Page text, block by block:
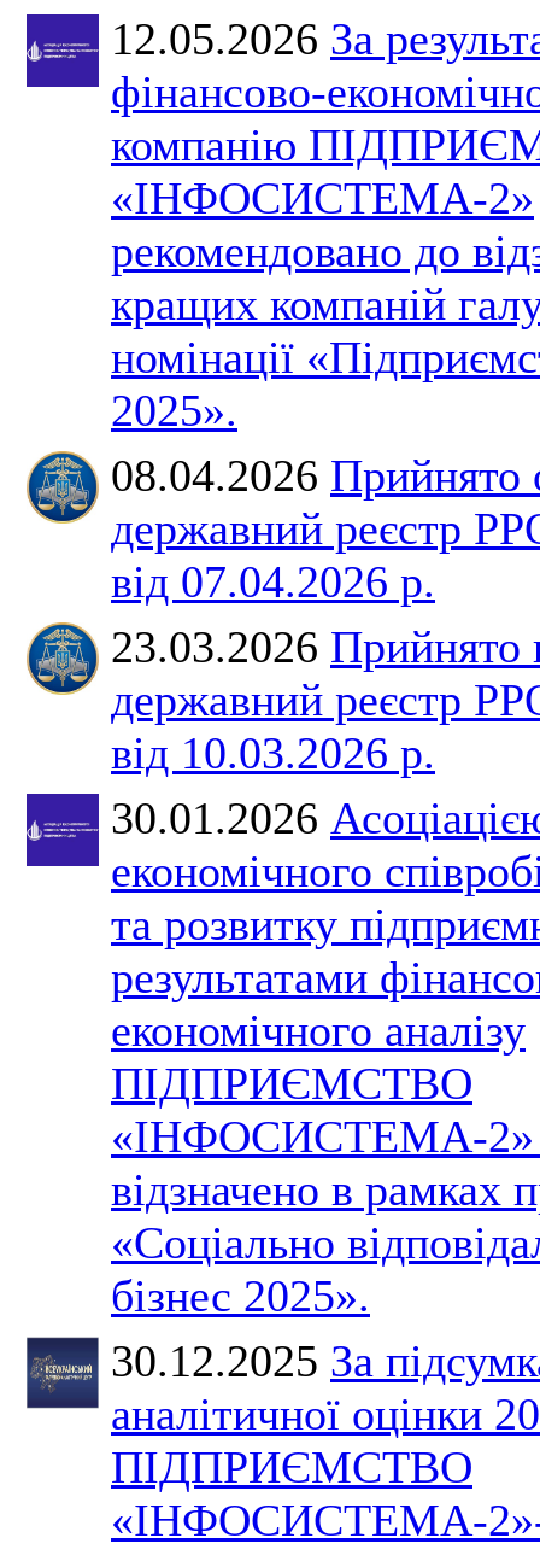
12.05.2026 За
фінансово-
компанію
«ІНФОСИСТЕМА-2»
рекомендовано до
кращих компаній
номінації
2025».
08.04.2026 Прийнято
державний реєстр
від 07.04.2026 р.
23.03.2026 Прийнято
державний реєстр
від 10.03.2026 р.
30.01.2026
економічного
та розвитку
результатами
економічного аналізу
ПІДПРИЄМСТВО
«ІНФОСИСТЕМА-2»
відзначено в рамках
«Соціально
бізнес 2025».
30.12.2025 За
аналітичної оцінки
ПІДПРИЄМСТВО
«ІНФОСИСТЕМА-